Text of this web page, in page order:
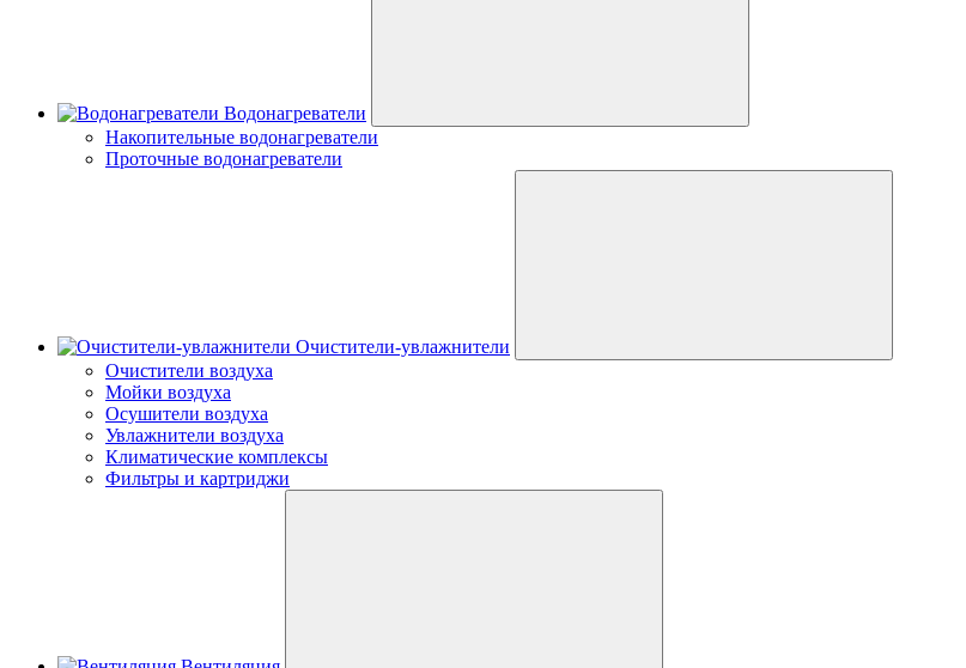
Водонагреватели
Накопительные водонагреватели
Проточные водонагреватели
Очистители-увлажнители
Очистители воздуха
Мойки воздуха
Осушители воздуха
Увлажнители воздуха
Климатические комплексы
Фильтры и картриджи